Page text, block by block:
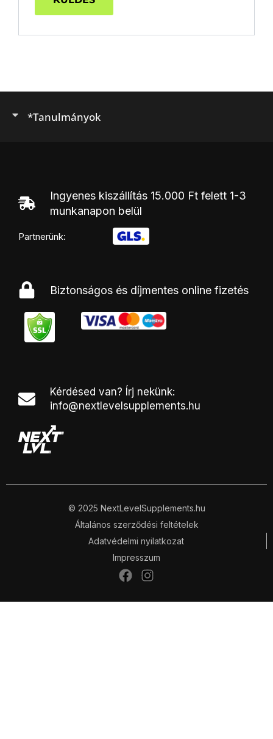
*Tanulmányok
Ingyenes kiszállítás 15.000 Ft felett 1-3
munkanapon belül
Partnerünk:
Biztonságos és díjmentes online fizetés
Kérdésed van? Írj nekünk:
info@nextlevelsupplements.hu
© 2025 NextLevelSupplements.hu
Általános szerződési feltételek
Adatvédelmi nyilatkozat
Impresszum
F
a
c
I
n
s